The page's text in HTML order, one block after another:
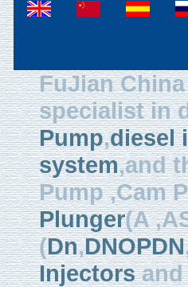
FuJian
specialist in
Pump,diesel
system,and
Pump ,Cam
Plunger(A
(Dn,DNOPDN
Injectorsand